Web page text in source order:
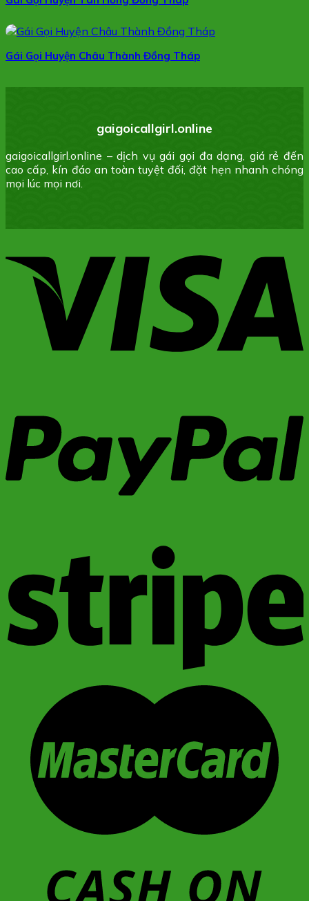
Gái Gọi Huyện Châu Thành Đồng Tháp
gaigoicallgirl.online
gaigoicallgirl.online – dịch vụ gái gọi đa dạng, giá rẻ đến
cao cấp, kín đáo an toàn tuyệt đối, đặt hẹn nhanh chóng
mọi lúc mọi nơi.